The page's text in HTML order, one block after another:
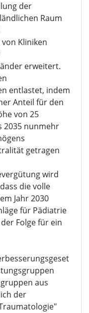
der
Raum
Kliniken
erweitert.
entlastet, indem
Anteil für den
von 25
2035 nunmehr
getragen
wird
die volle
Jahr 2030
für Pädiatrie
Folge für ein
aus
der